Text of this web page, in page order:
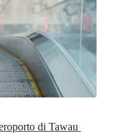
di Tawau